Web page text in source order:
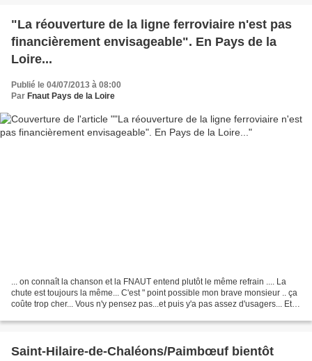
"La réouverture de la ligne ferroviaire n'est pas
financièrement envisageable". En Pays de la
Loire...
Publié le 04/07/2013 à 08:00
Par Fnaut Pays de la Loire
... on connaît la chanson et la FNAUT entend plutôt le même refrain .... La
chute est toujours la même... C'est " point possible mon brave monsieur .. ça
coûte trop cher... Vous n'y pensez pas...et puis y'a pas assez d'usagers... Et
Saint-Hilaire-de-Chaléons/Paimbœuf bientôt